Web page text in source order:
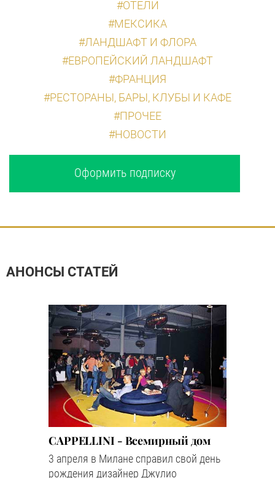
#ОТЕЛИ
#МЕКСИКА
#ЛАНДШАФТ И ФЛОРА
#ЕВРОПЕЙСКИЙ ЛАНДШАФТ
#ФРАНЦИЯ
#РЕСТОРАНЫ, БАРЫ, КЛУБЫ И КАФЕ
#ПРОЧЕЕ
#НОВОСТИ
Оформить подписку
АНОНСЫ СТАТЕЙ
CAPPELLINI - Всемирный дом
3 апреля в Милане справил свой день
рождения дизайнер Джулио